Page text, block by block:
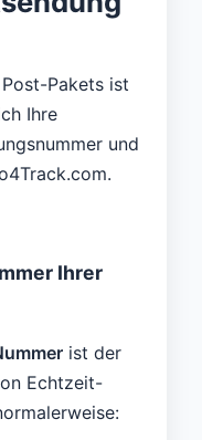
Pakets ist
Ihre
und
Ihrer
ist der
Echtzeit-